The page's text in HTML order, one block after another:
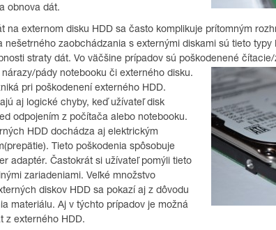
obnova dát.
na externom disku HDD sa často komplikuje prítomným
nešetrného zaobchádzania s externými diskami sú tieto typy
straty dát. Vo väčšine prípadov sú poškodenené čítacie/
pády notebooku či externého disku.
pri poškodenení externého HDD.
aj logické chyby, keď užívateľ disk
odpojením z počítača alebo notebooku.
HDD dochádza aj elektrickým
Tieto poškodenia spôsobuje
adaptér. Častokrát si užívateľ pomýli tieto
zariadeniami. Veľké množstvo
diskov HDD sa pokazí aj z dôvodu
materiálu. Aj v týchto prípadov je možná
z externého HDD.